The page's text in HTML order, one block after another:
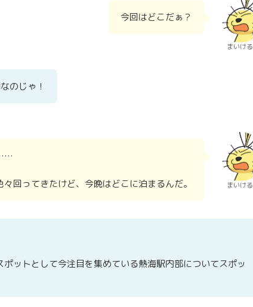
今回はどこだぁ？
まいける
のじゃ！
々回ってきたけど、今晩はどこに泊まるんだ。 まいける
ットとして今注目を集めている熱海駅内部についてスポッ